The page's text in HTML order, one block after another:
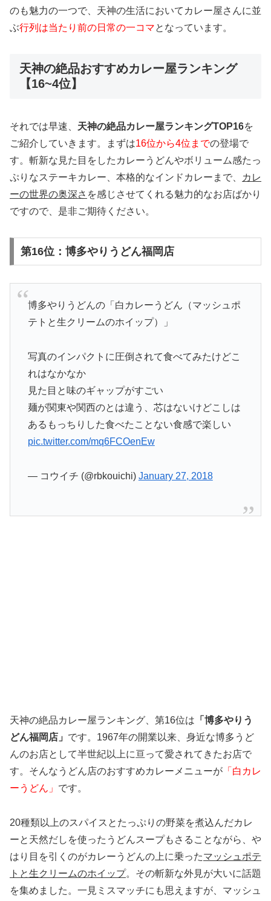
のも魅力の一つで、天神の生活においてカレー屋さんに並
ぶ行列は当たり前の日常の一コマとなっています。
天神の絶品おすすめカレー屋ランキング
【16~4位】
それでは早速、 天神の絶品カレー屋ランキングTOP16を
ご紹介していきます。まずは16位から4位までの登場で
す。斬新な見た目をしたカレーうどんやボリューム感たっ
ぷりなステーキカレー、本格的なインドカレーまで、
カレ
ーの世界の奥深さ を感じさせてくれる魅力的なお店ばかり
ですので、是非ご期待ください。
第16位：博多やりうどん福岡店
博多やりうどんの「白カレーうどん（マッシュポ
テトと生クリームのホイップ）」
写真のインパクトに圧倒されて食べてみたけどこ
れはなかなか
見た目と味のギャップがすごい
麺が関東や関西のとは違う、芯はないけどこしは
あるもっちりした食べたことない食感で楽しい
pic.twitter.com/mq6FCOenEw
— コウイチ (@rbkouichi) January 27, 2018
天神の絶品カレー屋ランキング、第16位は 「博多やりう
どん福岡店」 です。1967年の開業以来、身近な博多うど
んのお店として半世紀以上に亘って愛されてきたお店で
す。そんなうどん店のおすすめカレーメニューが 「白カレ
ーうどん」 です。
20種類以上のスパイスとたっぷりの野菜を煮込んだカレ
ーと天然だしを使ったうどんスープもさることながら、や
はり目を引くのがカレーうどんの上に乗ったマッシュポテ
トと生クリームのホイップ。その斬新な外見が大いに話題
を集めました。一見ミスマッチにも思えますが、マッシュ